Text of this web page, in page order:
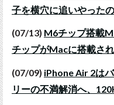
子を横穴に追いやった
(07/13) M6チップ搭載
チップがMacに搭載さ
(07/09) iPhone Air 2は
リーの不満解消へ、